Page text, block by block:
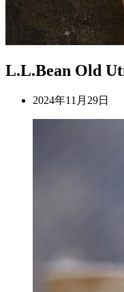
L.L.Bean Old
2024年11月29日